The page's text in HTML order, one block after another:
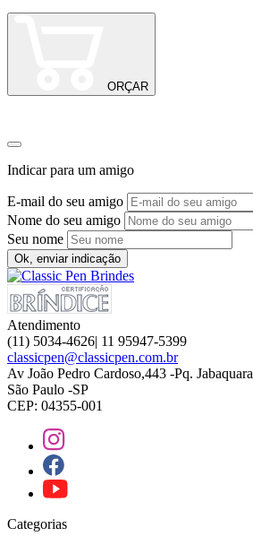
ORÇAR
Indicar para um amigo
E-mail do seu amigo
Nome do seu amigo
Seu nome
Ok, enviar indicação
Atendimento
(11) 5034-4626| 11 95947-5399
classicpen@classicpen.com.br
Av João Pedro Cardoso,443 -Pq. Jabaquara
São Paulo -SP
CEP: 04355-001
Categorias